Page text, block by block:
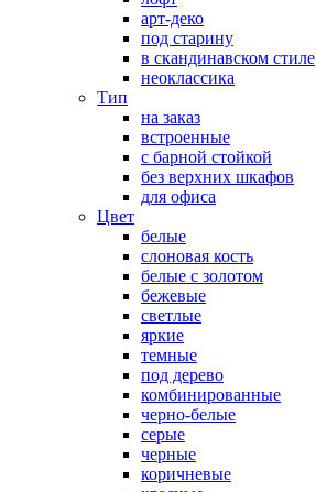
арт-деко
под старину
в скандинавском стиле
неоклассика
Тип
на заказ
встроенные
с барной стойкой
без верхних шкафов
для офиса
Цвет
белые
слоновая кость
белые с золотом
бежевые
светлые
яркие
темные
под дерево
комбинированные
черно-белые
серые
черные
коричневые